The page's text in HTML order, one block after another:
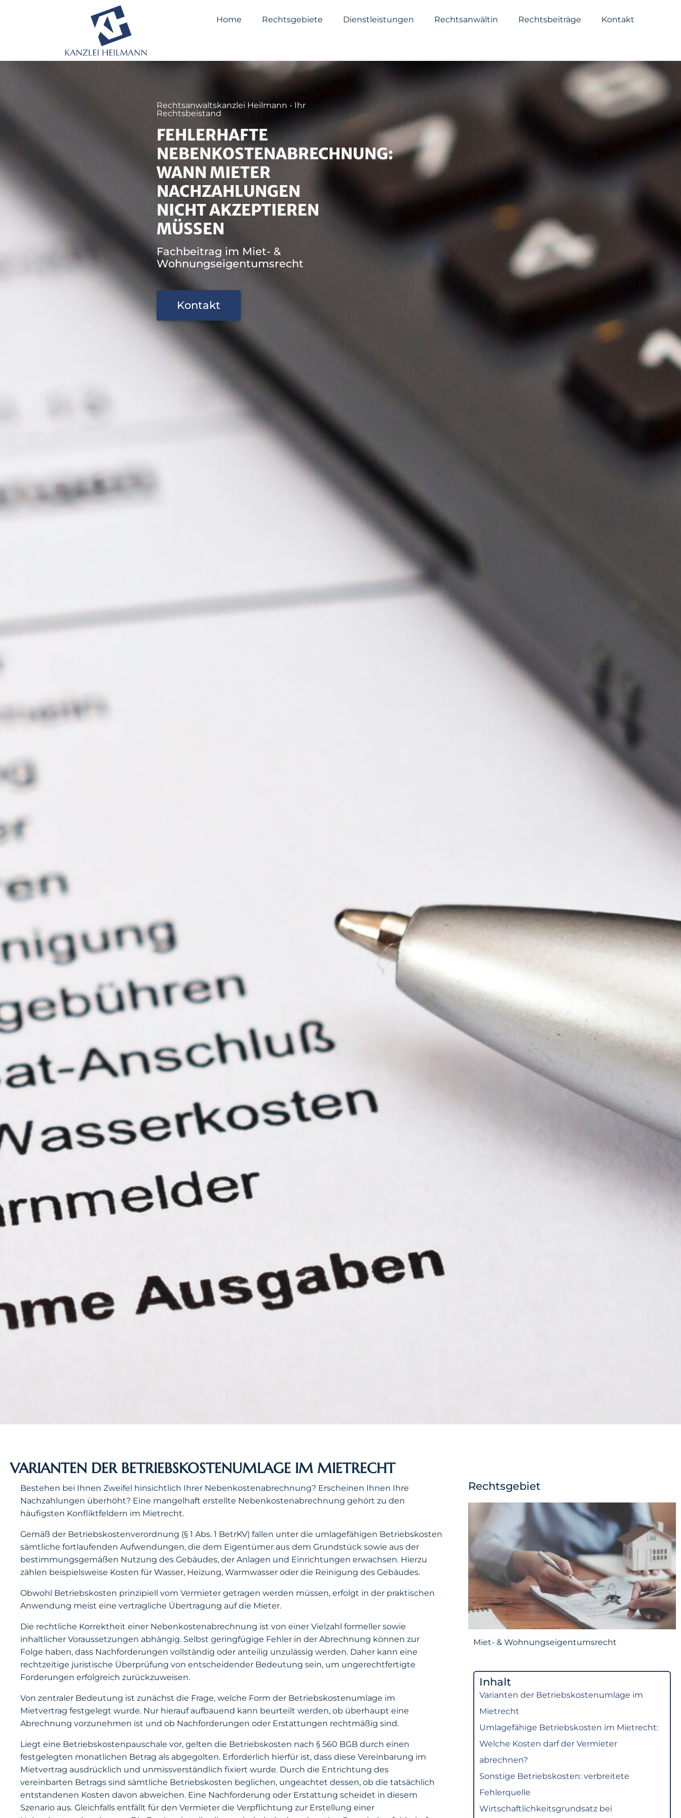
Home Rechtsgebiete Dienstleistungen Rechtsanwältin Rechtsbeiträge Kontakt
Rechtsanwaltskanzlei Heilmann - Ihr
Rechtsbeistand
FEHLERHAFTE
NEBENKOSTENABRECHNUNG:
WANN MIETER
NACHZAHLUNGEN
NICHT AKZEPTIEREN
MÜSSEN
Fachbeitrag im Miet- &
Wohnungseigentumsrecht
Kontakt
VARIANTEN DER BETRIEBSKOSTENUMLAGE IM MIETRECHT
Bestehen bei Ihnen Zweifel hinsichtlich Ihrer Nebenkostenabrechnung? Erscheinen Ihnen Ihre
Nachzahlungen überhöht? Eine mangelhaft erstellte Nebenkostenabrechnung gehört zu den
häufigsten Konfliktfeldern im Mietrecht.
Gemäß der Betriebskostenverordnung (§ 1 Abs. 1 BetrKV) fallen unter die umlagefähigen Betriebskosten
sämtliche fortlaufenden Aufwendungen, die dem Eigentümer aus dem Grundstück sowie aus der
bestimmungsgemäßen Nutzung des Gebäudes, der Anlagen und Einrichtungen erwachsen. Hierzu
zählen beispielsweise Kosten für Wasser, Heizung, Warmwasser oder die Reinigung des Gebäudes.
Obwohl Betriebskosten prinzipiell vom Vermieter getragen werden müssen, erfolgt in der praktischen
Anwendung meist eine vertragliche Übertragung auf die Mieter.
Die rechtliche Korrektheit einer Nebenkostenabrechnung ist von einer Vielzahl formeller sowie
inhaltlicher Voraussetzungen abhängig. Selbst geringfügige Fehler in der Abrechnung können zur
Folge haben, dass Nachforderungen vollständig oder anteilig unzulässig werden. Daher kann eine
rechtzeitige juristische Überprüfung von entscheidender Bedeutung sein, um ungerechtfertigte
Forderungen erfolgreich zurückzuweisen.
Von zentraler Bedeutung ist zunächst die Frage, welche Form der Betriebskostenumlage im
Mietvertrag festgelegt wurde. Nur hierauf aufbauend kann beurteilt werden, ob überhaupt eine
Abrechnung vorzunehmen ist und ob Nachforderungen oder Erstattungen rechtmäßig sind.
Liegt eine Betriebskostenpauschale vor, gelten die Betriebskosten nach § 560 BGB durch einen
festgelegten monatlichen Betrag als abgegolten. Erforderlich hierfür ist, dass diese Vereinbarung im
Mietvertrag ausdrücklich und unmissverständlich fixiert wurde. Durch die Entrichtung des
vereinbarten Betrags sind sämtliche Betriebskosten beglichen, ungeachtet dessen, ob die tatsächlich
entstandenen Kosten davon abweichen. Eine Nachforderung oder Erstattung scheidet in diesem
Szenario aus. Gleichfalls entfällt für den Vermieter die Verpflichtung zur Erstellung einer
Rechtsgebiet
Miet- & Wohnungseigentumsrecht
Inhalt
Varianten der Betriebskostenumlage im
Mietrecht
Umlagefähige Betriebskosten im Mietrecht:
Welche Kosten darf der Vermieter
abrechnen?
Sonstige Betriebskosten: verbreitete
Fehlerquelle
Wirtschaftlichkeitsgrundsatz bei